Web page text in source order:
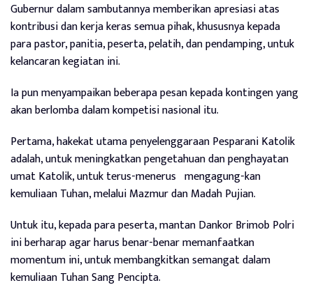
Gubernur dalam sambutannya memberikan apresiasi atas
kontribusi dan kerja keras semua pihak, khususnya kepada
para pastor, panitia, peserta, pelatih, dan pendamping, untuk
kelancaran kegiatan ini.
Ia pun menyampaikan beberapa pesan kepada kontingen yang
akan berlomba dalam kompetisi nasional itu.
Pertama, hakekat utama penyelenggaraan Pesparani Katolik
adalah, untuk meningkatkan pengetahuan dan penghayatan
umat Katolik, untuk terus-menerus mengagung-kan
kemuliaan Tuhan, melalui Mazmur dan Madah Pujian.
Untuk itu, kepada para peserta, mantan Dankor Brimob Polri
ini berharap agar harus benar-benar memanfaatkan
momentum ini, untuk membangkitkan semangat dalam
kemuliaan Tuhan Sang Pencipta.